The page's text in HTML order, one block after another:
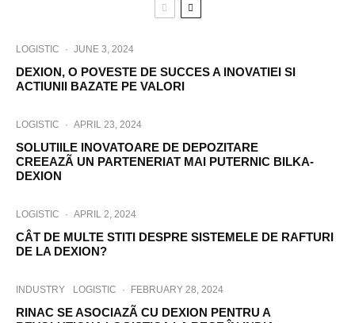
LOGISTIC · JUNE 3, 2024
DEXION, O POVESTE DE SUCCES A INOVATIEI SI
ACTIUNII BAZATE PE VALORI
LOGISTIC · APRIL 23, 2024
SOLUTIILE INOVATOARE DE DEPOZITARE
CREEAZÃ UN PARTENERIAT MAI PUTERNIC BILKA-
DEXION
LOGISTIC · APRIL 2, 2024
CÂT DE MULTE STITI DESPRE SISTEMELE DE RAFTURI
DE LA DEXION?
INDUSTRY LOGISTIC · FEBRUARY 28, 2024
RINAC SE ASOCIAZÃ CU DEXION PENTRU A